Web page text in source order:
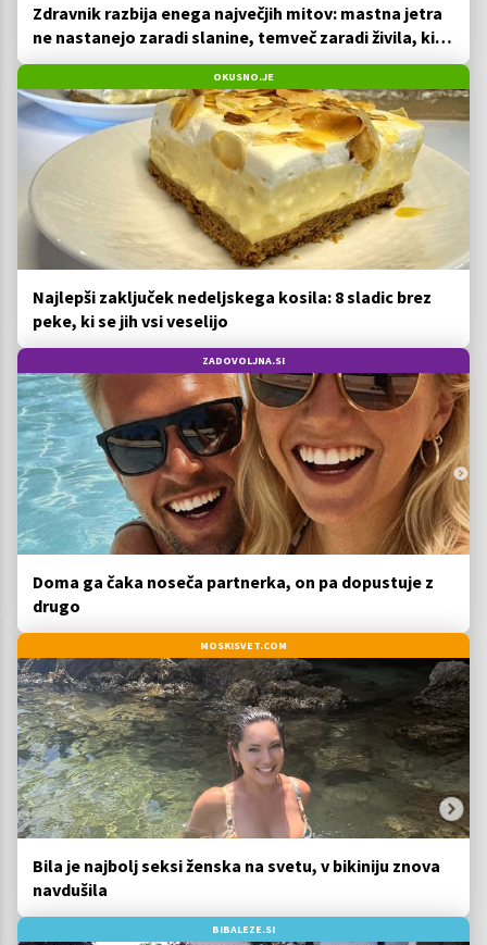
Zdravnik razbija enega največjih mitov: mastna jetra
ne nastanejo zaradi slanine, temveč zaradi živila, ki
ga imamo vsi radi
OKUSNO.JE
Najlepši zaključek nedeljskega kosila: 8 sladic brez
peke, ki se jih vsi veselijo
ZADOVOLJNA.SI
Doma ga čaka noseča partnerka, on pa dopustuje z
drugo
MOSKISVET.COM
Bila je najbolj seksi ženska na svetu, v bikiniju znova
navdušila
BIBALEZE.SI